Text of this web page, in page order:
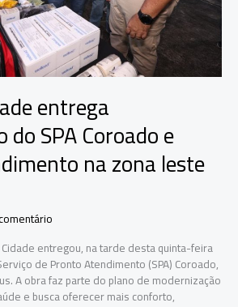
entrega
SPA Coroado e
na zona leste
entregou, na tarde desta quinta-feira
de Pronto Atendimento (SPA) Coroado,
A obra faz parte do plano de modernização
e busca oferecer mais conforto,